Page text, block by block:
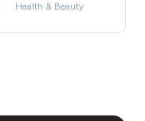
Health & Beauty